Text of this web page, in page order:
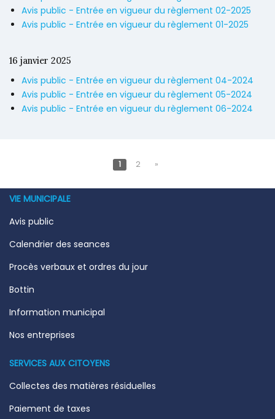
Avis public - Entrée en vigueur du règlement 02-2025
Avis public - Entrée en vigueur du règlement 01-2025
16 janvier 2025
Avis public - Entrée en vigueur du règlement 04-2024
Avis public - Entrée en vigueur du règlement 05-2024
Avis public - Entrée en vigueur du règlement 06-2024
1 2 »
VIE MUNICIPALE
Avis public
Calendrier des seances
Procès verbaux et ordres du jour
Bottin
Information municipal
Nos entreprises
SERVICES AUX CITOYENS
Collectes des matières résiduelles
Paiement de taxes